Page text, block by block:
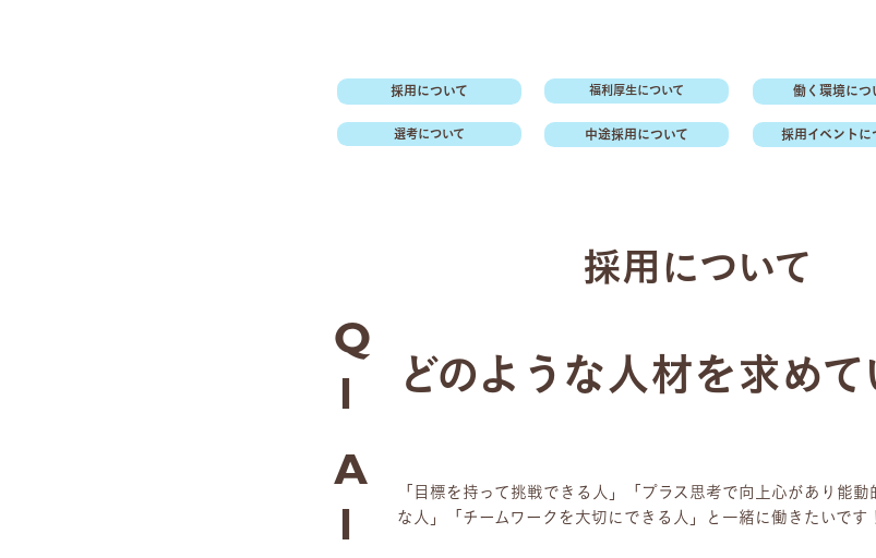
採用について 福利厚生について 働く環境につ
選考について 中途採用について 採用イベントに
採用について
Q
1
どのような人材を求めて
A
1
「目標を持って挑戦できる人」「プラス思考で向上心があり能
な人」「チームワークを大切にできる人」と一緒に働きたいです！